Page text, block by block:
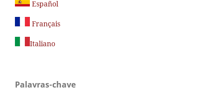
Español
Français
Italiano
Palavras-chave